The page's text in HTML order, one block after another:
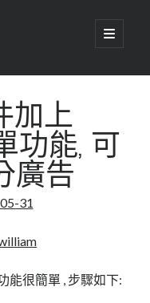
開
啟
搜尋
centos
dns
esxi
加上
功能, 可
廣告
31
能很簡單 , 步驟如下: